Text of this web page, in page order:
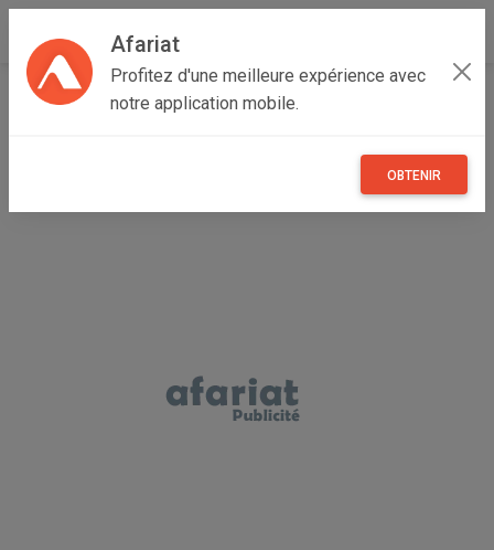
Afariat
Profitez d'une meilleure expérience avec
notre application mobile.
OBTENIR
Accueil Recherche Oasis - Sahara